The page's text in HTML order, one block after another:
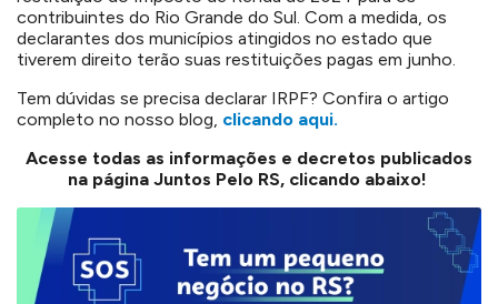
contribuintes do Rio Grande do Sul. Com a medida, os
declarantes dos municípios atingidos no estado que
tiverem direito terão suas restituições pagas em junho.
Tem dúvidas se precisa declarar IRPF? Confira o artigo
completo no nosso blog, clicando aqui.
Acesse todas as informações e decretos publicados
na página Juntos Pelo RS, clicando abaixo!